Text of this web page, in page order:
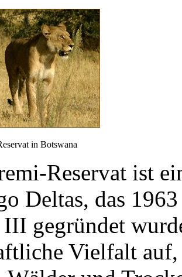
in Botswana
Reservat ist
Deltas, das
gegründet
Vielfalt